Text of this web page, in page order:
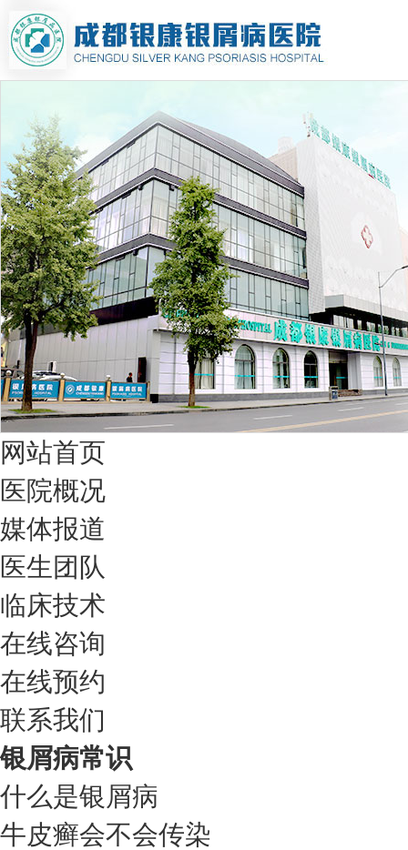
网站首页
医院概况
媒体报道
医生团队
临床技术
在线咨询
在线预约
联系我们
银屑病常识
什么是银屑病
牛皮癣会不会传染